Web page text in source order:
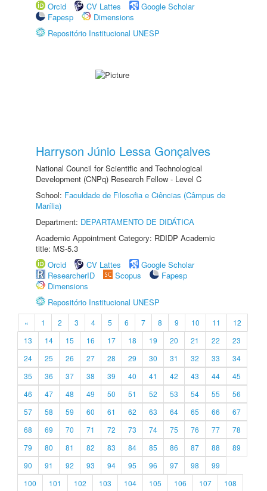
Orcid
CV Lattes
Google Scholar
Fapesp
Dimensions
Repositório Institucional UNESP
Harryson Júnio Lessa Gonçalves
National Council for Scientific and Technological
Development (CNPq) Research Fellow - Level C
School: Faculdade de Filosofia e Ciências (Câmpus de
Marília)
Department: DEPARTAMENTO DE DIDÁTICA
Academic Appointment Category: RDIDP Academic
title: MS-5.3
Orcid
CV Lattes
Google Scholar
ResearcherID
Scopus
Fapesp
Dimensions
Repositório Institucional UNESP
« 1 2 3 4 5 6 7 8 9 10 11
12
13
14 15 16 17 18 19 20 21 22
23
24
25 26 27 28 29 30 31 32 33
34
35
36 37 38 39 40 41 42 43 44
45
46
47 48 49 50 51 52 53 54 55
56
57
58 59 60 61 62 63 64 65 66
67
68
69 70 71 72 73 74 75 76 77
78
79
80 81 82 83 84 85 86 87 88
89
90
91 92 93 94 95 96 97 98
99
100
101 102 103 104 105 106 107
108